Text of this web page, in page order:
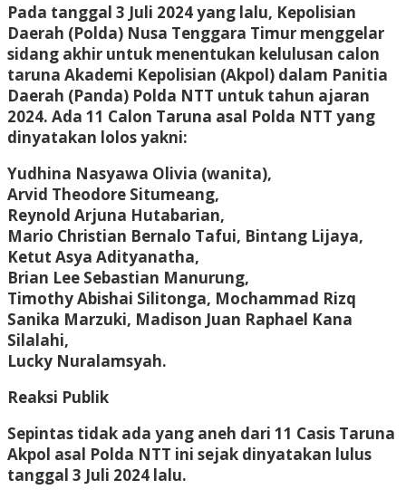
Pada tanggal 3 Juli 2024 yang lalu, Kepolisian
Daerah (Polda) Nusa Tenggara Timur menggelar
sidang akhir untuk menentukan kelulusan calon
taruna Akademi Kepolisian (Akpol) dalam Panitia
Daerah (Panda) Polda NTT untuk tahun ajaran
2024. Ada 11 Calon Taruna asal Polda NTT yang
dinyatakan lolos yakni:
Yudhina Nasyawa Olivia (wanita),
Arvid Theodore Situmeang,
Reynold Arjuna Hutabarian,
Mario Christian Bernalo Tafui, Bintang Lijaya,
Ketut Asya Adityanatha,
Brian Lee Sebastian Manurung,
Timothy Abishai Silitonga, Mochammad Rizq
Sanika Marzuki, Madison Juan Raphael Kana
Silalahi,
Lucky Nuralamsyah.
Reaksi Publik
Sepintas tidak ada yang aneh dari 11 Casis Taruna
Akpol asal Polda NTT ini sejak dinyatakan lulus
tanggal 3 Juli 2024 lalu.